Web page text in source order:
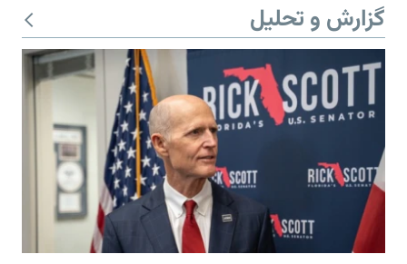
گزارش و تحلیل